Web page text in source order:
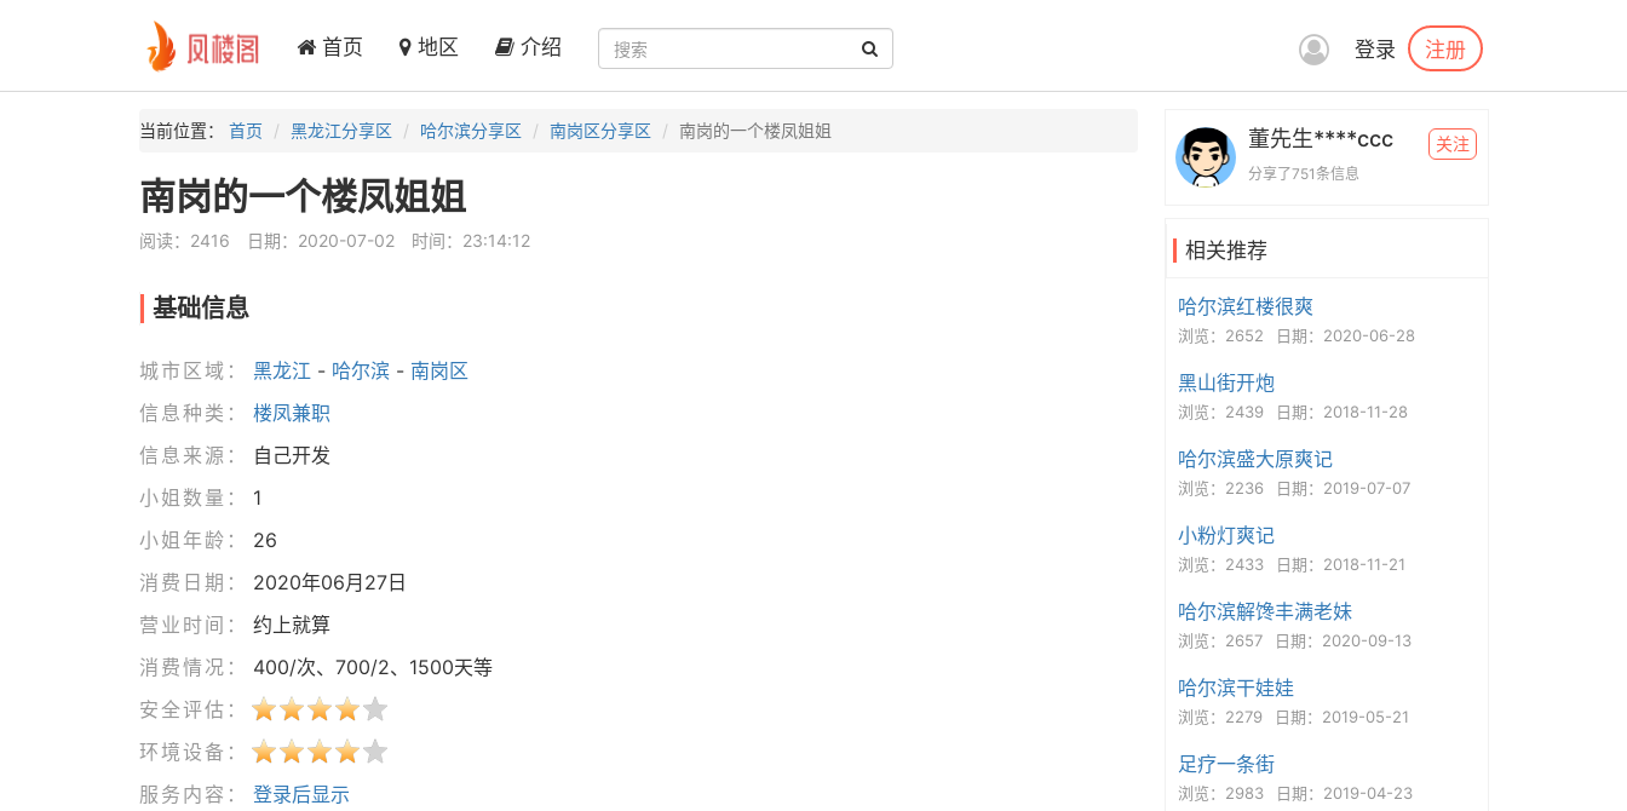
首页 地区 介绍 登录 注册
当前位置： 首页 黑龙江分享区 哈尔滨分享区 南岗区分享区 南岗的一个楼凤姐姐
南岗的一个楼凤姐姐
阅读：2416 日期：2020-07-02 时间：23:14:12
基础信息
城市区域： 黑龙江 - 哈尔滨- 南岗区
信息种类：
楼凤兼职
信息来源：
自己开发
小姐数量：
1
小姐年龄：
26
消费日期：
2020年06月27日
营业时间：
约上就算
消费情况：
400/次、700/2、1500天等
安全评估：
环境设备：
服务内容：
登录后显示
董先生****ccc
分享了751条信息
关注
相关推荐
哈尔滨红楼很爽
浏览：2652 日期：2020-06-28
黑山街开炮
浏览：2439 日期：2018-11-28
哈尔滨盛大原爽记
浏览：2236 日期：2019-07-07
小粉灯爽记
浏览：2433 日期：2018-11-21
哈尔滨解馋丰满老妹
浏览：2657 日期：2020-09-13
哈尔滨干娃娃
浏览：2279 日期：2019-05-21
足疗一条街
浏览：2983 日期：2019-04-23